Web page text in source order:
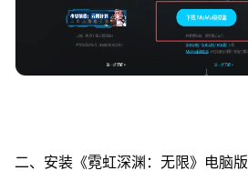
二、安装《霓虹深渊：无限》电脑版